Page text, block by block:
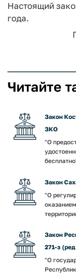
Настоящий
года.
Читайте
Закон
ЗКО
"О
Закон
"О
Закон
271-з
"О